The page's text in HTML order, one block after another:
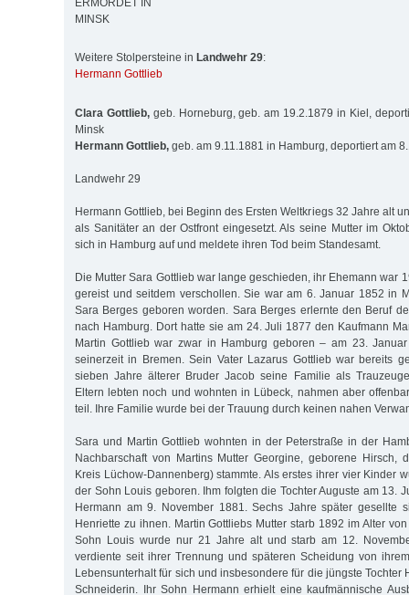
ERMORDET IN
MINSK
Weitere Stolpersteine in Landwehr 29:
Hermann Gottlieb
Clara Gottlieb,geb. Horneburg, geb. am 19.2.1879 in Kiel,
Minsk
Hermann Gottlieb, geb. am 9.11.1881 in Hamburg, deportiert am
Landwehr 29
Hermann Gottlieb, bei Beginn des Ersten Weltkriegs 32 Jahre alt
als Sanitäter an der Ostfront eingesetzt. Als seine Mutter im
sich in Hamburg auf und meldete ihren Tod beim Standesamt.
Die Mutter Sara Gottlieb war lange geschieden, ihr Ehemann war
gereist und seitdem verschollen. Sie war am 6. Januar 1852 in
Sara Berges geboren worden. Sara Berges erlernte den Beruf
nach Hamburg. Dort hatte sie am 24. Juli 1877 den Kaufmann
Martin Gottlieb war zwar in Hamburg geboren – am 23.
seinerzeit in Bremen. Sein Vater Lazarus Gottlieb war bereits
sieben Jahre älterer Bruder Jacob seine Familie als
Eltern lebten noch und wohnten in Lübeck, nahmen aber
teil. Ihre Familie wurde bei der Trauung durch keinen nahen
Sara und Martin Gottlieb wohnten in der Peterstraße in der
Nachbarschaft von Martins Mutter Georgine, geborene Hirsch,
Kreis Lüchow-Dannenberg) stammte. Als erstes ihrer vier Kinder
der Sohn Louis geboren. Ihm folgten die Tochter Auguste am 13.
Hermann am 9. November 1881. Sechs Jahre später gesellte
Henriette zu ihnen. Martin Gottliebs Mutter starb 1892 im Alter
Sohn Louis wurde nur 21 Jahre alt und starb am 12.
verdiente seit ihrer Trennung und späteren Scheidung von
Lebensunterhalt für sich und insbesondere für die jüngste Tochter
Schneiderin. Ihr Sohn Hermann erhielt eine kaufmännische